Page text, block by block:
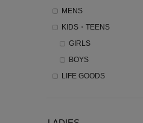
MENS
KIDS・TEENS
GIRLS
BOYS
LIFE GOODS